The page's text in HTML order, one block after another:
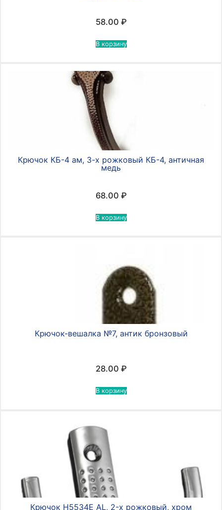
58.00 ₽
В корзину
Крючок КБ-4 ам, 3-х рожковый КБ-4, античная
медь
68.00 ₽
В корзину
Крючок-вешалка №7, антик бронзовый
28.00 ₽
В корзину
Крючок H5534E AL, 2-х рожковый, хром